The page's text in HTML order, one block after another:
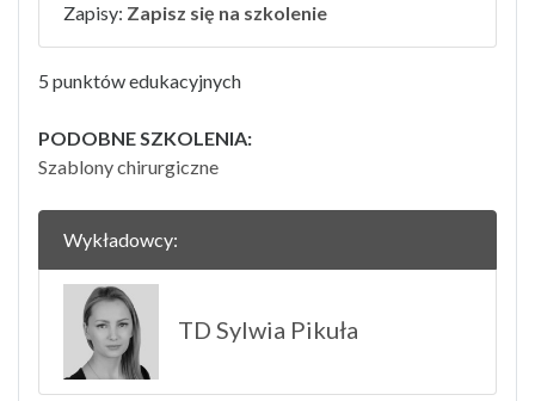
Zapisy: Zapisz się na szkolenie
5 punktów edukacyjnych
PODOBNE SZKOLENIA:
Szablony chirurgiczne
Wykładowcy:
TD Sylwia Pikuła